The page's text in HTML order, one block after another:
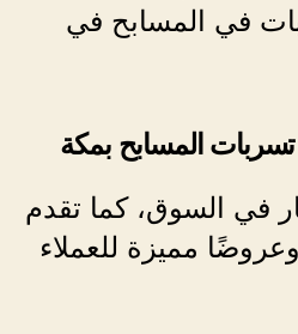
في المسابح في
المسابح بمكة
في السوق، كما تقدم
مميزة للعملاء